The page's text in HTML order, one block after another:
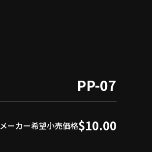
PP-07
メーカー希望小売価格$10.00